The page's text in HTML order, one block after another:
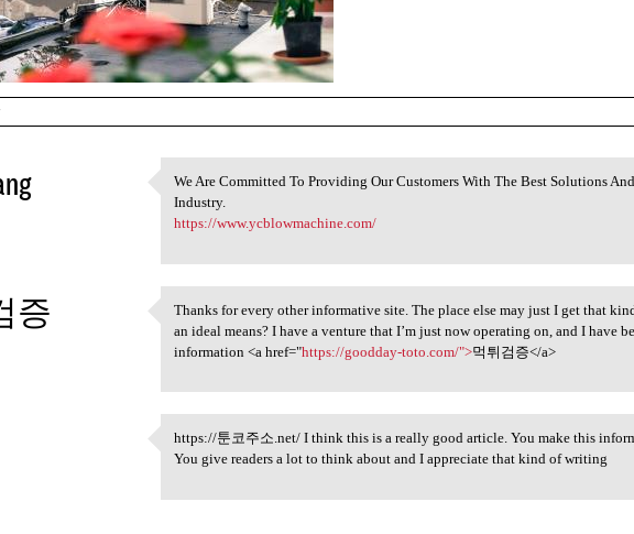
We Are Committed To Providing
We Are Committed To Providing Our Customers With The Best Solutions
Industry.
https://www.ycblowmachine.com/
증 Thanks for every other
Thanks for every other informative site. The place else may just I get that
an ideal means? I have a venture that I’m just now operating on, and I have
information <a href="https://goodday-toto.com/">먹튀검증</a>
https://툰코주소.net/ I think
https://툰코주소.net/ I think this is a really good article. You make this
You give readers a lot to think about and I appreciate that kind of writing